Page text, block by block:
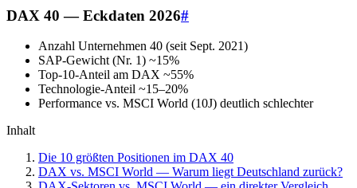
DAX 40 — Eckdaten 2026#
Anzahl Unternehmen 40 (seit Sept. 2021)
SAP-Gewicht (Nr. 1) ~15%
Top-10-Anteil am DAX ~55%
Technologie-Anteil ~15–20%
Performance vs. MSCI World (10J) deutlich schlechter
Inhalt
Die 10 größten Positionen im DAX 40
DAX vs. MSCI World — Warum liegt Deutschland zurück?